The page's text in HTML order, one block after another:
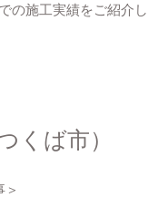
の施工実績をご紹介
くば市）